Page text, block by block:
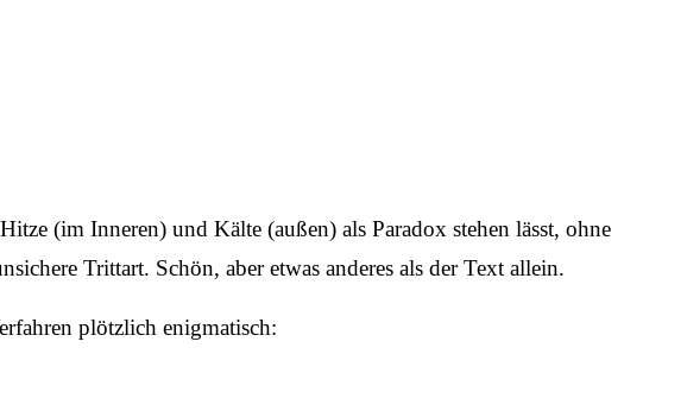
(im Inneren) und Kälte (außen) als Paradox stehen lässt, ohne
Trittart. Schön, aber etwas anderes als der Text allein.
plötzlich enigmatisch: